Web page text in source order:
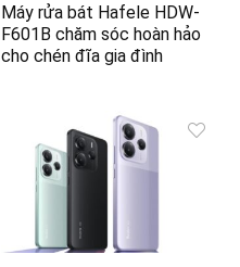
Máy rửa bát Hafele HDW-
F601B chăm sóc hoàn hảo
cho chén đĩa gia đình